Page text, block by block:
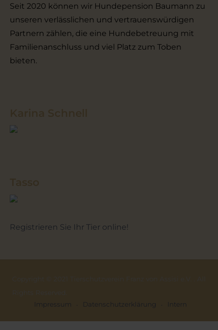
Seit 2020 können wir Hundepension Baumann zu
unseren verlässlichen und vertrauenswürdigen
Partnern zählen, die eine Hundebetreuung mit
Familienanschluss und viel Platz zum Toben
bieten.
Registrieren Sie Ihr Tier online!
Impressum
Datenschutzerklärung Intern